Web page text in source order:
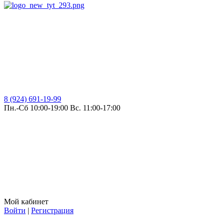
8 (924) 691-19-99
Пн.-Сб 10:00-19:00 Вс. 11:00-17:00
Мой кабинет
Войти | Регистрация